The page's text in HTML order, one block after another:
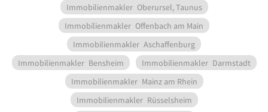
Immobilienmakler Oberursel, Taunus
Immobilienmakler Offenbach am Main
Immobilienmakler Aschaffenburg
Immobilienmakler Bensheim Immobilienmakler Darmstadt
Immobilienmakler Mainz am Rhein
Immobilienmakler Rüsselsheim